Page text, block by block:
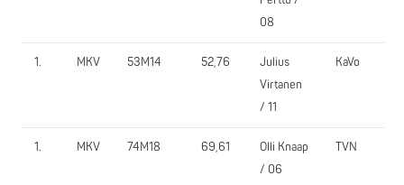
08
1. MKV 53M14 52,76
Julius
Virtanen
/ 11
KaVo
1. MKV 74M18 69,61
Olli Knaap
/ 06
TVN